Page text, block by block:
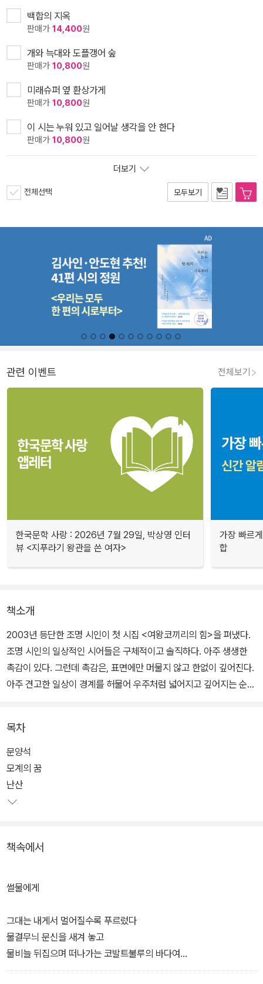
백합의 지옥
판매가 14,400원
개와 늑대와 도플갱어 숲
판매가 10,800원
미래슈퍼 옆 환상가게
판매가 10,800원
이 시는 누워 있고 일어날 생각을 안 한다
판매가 10,800원
더보기
전체선택 모두보기
관련 이벤트 전체보기
한국문학 사랑 : 2026년 7월 29일, 박상영 인터
뷰 <지푸라기 왕관을 쓴 여자>
가장 빠르
합
책소개
2003년 등단한 조명 시인이 첫 시집 <여왕코끼리의 힘>을 펴냈다.
조명 시인의 일상적인 시어들은 구체적이고 솔직하다. 아주 생생한
촉감이 있다. 그런데 촉감은, 표면에만 머물지 않고 한없이 깊어진다.
아주 견고한 일상이 경계를 허물어 우주처럼 넓어지고 깊어지는 순간
목차
문양석
모계의 꿈
난산
책속에서
썰물에게
그대는 내게서 멀어질수록 푸르렀다
물결무늬 문신을 새겨 놓고
물비늘 뒤집으며 떠나가는 코발트불루의 바다여
나는 주저앉은 뻘밭